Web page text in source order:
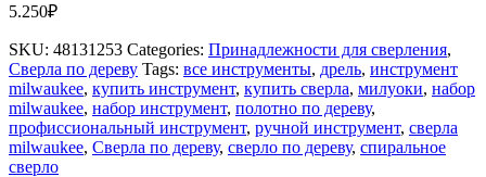
5.250₽
SKU: 48131253 Categories: Принадлежности для сверления,
Сверла по дереву Tags: все инструменты, дрель, инструмент
milwaukee, купить инструмент, купить сверла, милуоки, набор
milwaukee, набор инструмент, полотно по дереву,
профиссиональный инструмент, ручной инструмент, сверла
milwaukee, Сверла по дереву, сверло по дереву, спиральное
сверло